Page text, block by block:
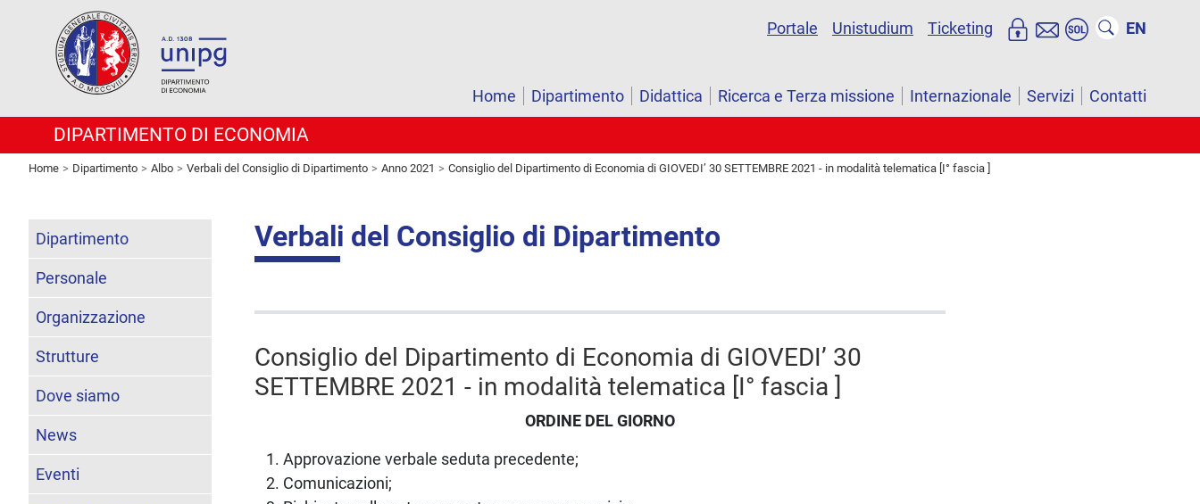
Portale Unistudium Ticketing EN
Home Dipartimento Didattica Ricerca e Terza missione Internazionale Servizi Contatti
DIPARTIMENTO DI ECONOMIA
Home Dipartimento Albo Verbali del Consiglio di Dipartimento Anno 2021 Consiglio del Dipartimento di Economia di GIOVEDI’ 30 SETTEMBRE 2021 - in modalità telematica [I° fascia ]
Verbali del Consiglio di Dipartimento
Consiglio del Dipartimento di Economia di GIOVEDI’ 30
SETTEMBRE 2021 - in modalità telematica [I° fascia ]
ORDINE DEL GIORNO
Approvazione verbale seduta precedente;
Comunicazioni;
Dipartimento
Personale
Organizzazione
Strutture
Dove siamo
News
Eventi